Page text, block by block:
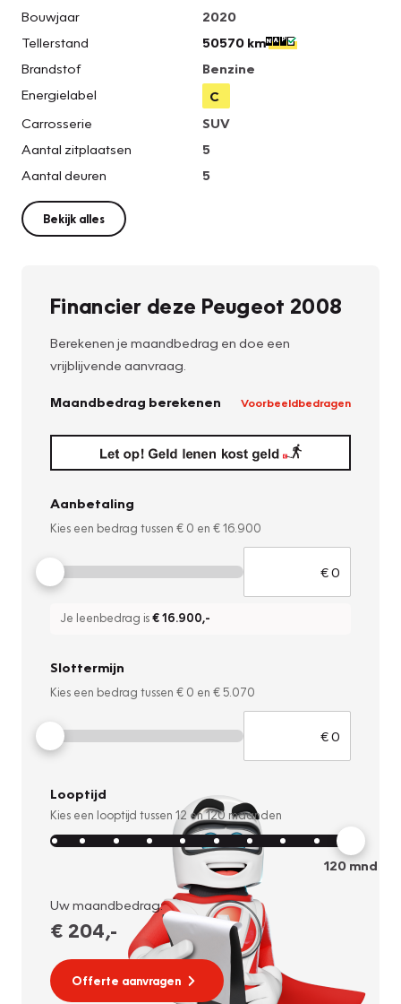
Bouwjaar
2020
Tellerstand
50570 km
Brandstof
Benzine
Energielabel
C
Carrosserie
SUV
Aantal zitplaatsen
5
Aantal deuren
5
Bekijk alles
Financier deze Peugeot 2008
Berekenen je maandbedrag en doe een
vrijblijvende aanvraag.
Maandbedrag berekenen Voorbeeldbedragen
Aanbetaling
Kies een bedrag tussen € 0 en € 16.900
Je leenbedrag is€ 16.900,-
Slottermijn
Kies een bedrag tussen € 0 en € 5.070
Looptijd
Kies een looptijd tussen 12 en120 maanden
120mnd
Uw maandbedrag:
€ 204,-
Offerte aanvragen